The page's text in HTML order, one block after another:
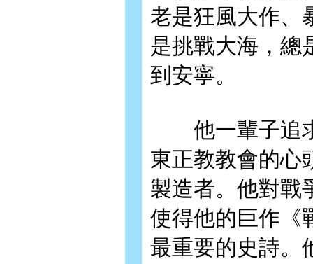
老是狂風大作、
是挑戰大海，總
到安寧。
他一輩子追求
東正教教會的心
製造者。他對戰
使得他的巨作《
最重要的史詩。